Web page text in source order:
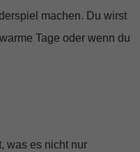
machen. Du wirst
Tage oder wenn du
was es nicht nur